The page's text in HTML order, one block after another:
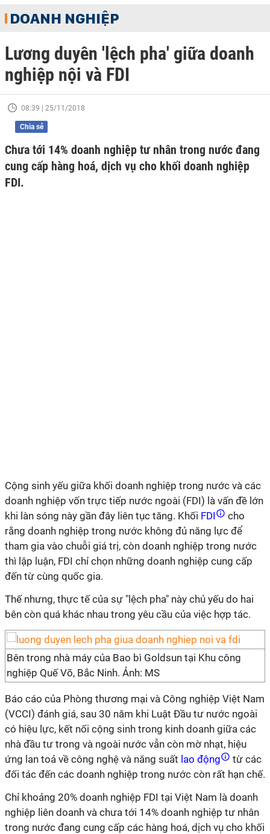
DOANH NGHIỆP
Lương duyên 'lệch pha' giữa doanh
nghiệp nội và FDI
08:39 | 25/11/2018
Chia sẻ
Chưa tới 14% doanh nghiệp tư nhân trong nước đang
cung cấp hàng hoá, dịch vụ cho khối doanh nghiệp
FDI.
Cộng sinh yếu giữa khối doanh nghiệp trong nước và các
doanh nghiệp vốn trực tiếp nước ngoài (FDI) là vấn đề lớn
khi làn sóng này gần đây liên tục tăng. Khối FDI
cho
rằng doanh nghiệp trong nước không đủ năng lực để
tham gia vào chuỗi giá trị, còn doanh nghiệp trong nước
thì lập luận, FDI chỉ chọn những doanh nghiệp cung cấp
đến từ cùng quốc gia.
Thế nhưng, thực tế của sự "lệch pha" này chủ yếu do hai
bên còn quá khác nhau trong yêu cầu của việc hợp tác.
Bên trong nhà máy của Bao bì Goldsun tại Khu công
nghiệp Quế Võ, Bắc Ninh. Ảnh: MS
Báo cáo của Phòng thương mại và Công nghiệp Việt Nam
(VCCI) đánh giá, sau 30 năm khi Luật Đầu tư nước ngoài
có hiệu lực, kết nối cộng sinh trong kinh doanh giữa các
nhà đầu tư trong và ngoài nước vẫn còn mờ nhạt, hiệu
ứng lan toả về công nghệ và năng suất lao động
từ các
đối tác đến các doanh nghiệp trong nước còn rất hạn chế.
Chỉ khoảng 20% doanh nghiệp FDI tại Việt Nam là doanh
nghiệp liên doanh và chưa tới 14% doanh nghiệp tư nhân
trong nước đang cung cấp các hàng hoá, dịch vụ cho khối